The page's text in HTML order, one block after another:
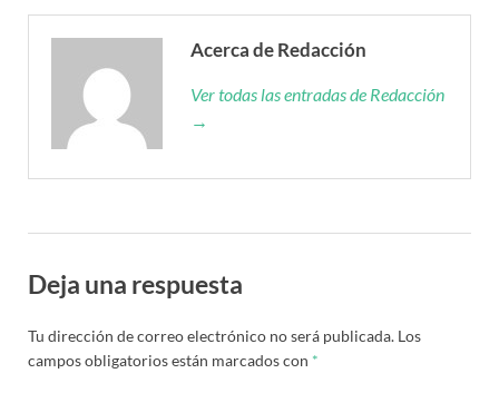
Acerca de Redacción
Ver todas las entradas de Redacción
→
Deja una respuesta
Tu dirección de correo electrónico no será publicada. Los
campos obligatorios están marcados con *